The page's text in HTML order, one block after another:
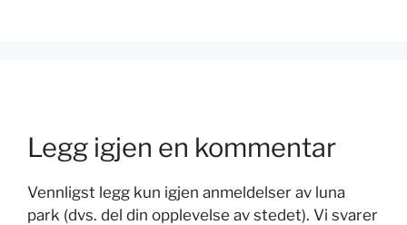
Legg igjen en kommentar
Vennligst legg kun igjen anmeldelser av luna
park (dvs. del din opplevelse av stedet). Vi svarer